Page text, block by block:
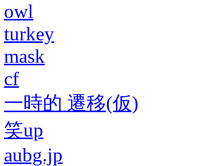
owl
turkey
mask
cf
一時的 遷移(仮)
笑up
aubg.jp